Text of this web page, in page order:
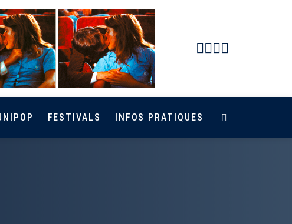
Facebook
Instagram
Youtube
Newsletter
FESTIVALS INFOS PRATIQUES